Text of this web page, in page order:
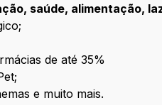
saúde, alimentação,
de até 35%
e muito mais.